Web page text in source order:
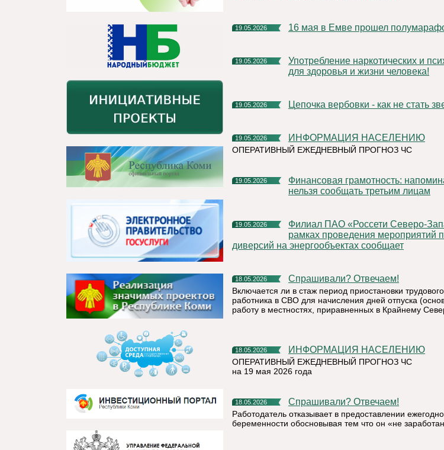
19.05.2026 16 мая в Емве прошел
19.05.2026
Употребление наркотических и психотропных веществ опасно
для здоровья и жизни человека!
19.05.2026 Цепочка вербовки - как не стать
19.05.2026 ИНФОРМАЦИЯ НАСЕЛЕНИЮ
ОПЕРАТИВНЫЙ ЕЖЕДНЕВНЫЙ ПРОГНОЗ ЧС
19.05.2026
Финансовая грамотность: напоминаем, какую информацию
нельзя сообщать третьим лицам
19.05.2026
Филиал ПАО «Россети Северо-Запад» в Республике Коми в
рамках проведения мероприятий
диверсий на энергообъектах сообщает
18.05.2026 Спрашивали? Отвечаем!
Включается ли в стаж период приостановки
работника в СВО для начисления дней отпуска
работу в местностях, приравненных в Крайнему
18.05.2026 ИНФОРМАЦИЯ НАСЕЛЕНИЮ
ОПЕРАТИВНЫЙ ЕЖЕДНЕВНЫЙ ПРОГНОЗ ЧС
на 19 мая 2026 года
18.05.2026 Спрашивали? Отвечаем!
Работодатель отказывает в предоставлении
беременности обосновывая тем что он «не